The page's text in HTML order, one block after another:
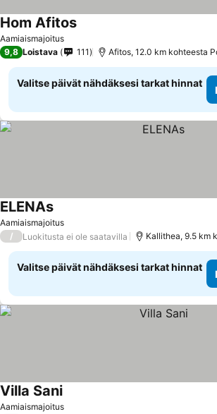
Aamiaismajoitus
Hom Afitos
9,8 Loistava 111 Afitos, 12.0 km kohteesta
Valitse päivät nähdäksesi tarkat hinnat
Aamiaismajoitus
ELENAs
/ Luokitusta ei ole saatavilla Kallithea, 9.5 km
Valitse päivät nähdäksesi tarkat hinnat
Aamiaismajoitus
Villa Sani